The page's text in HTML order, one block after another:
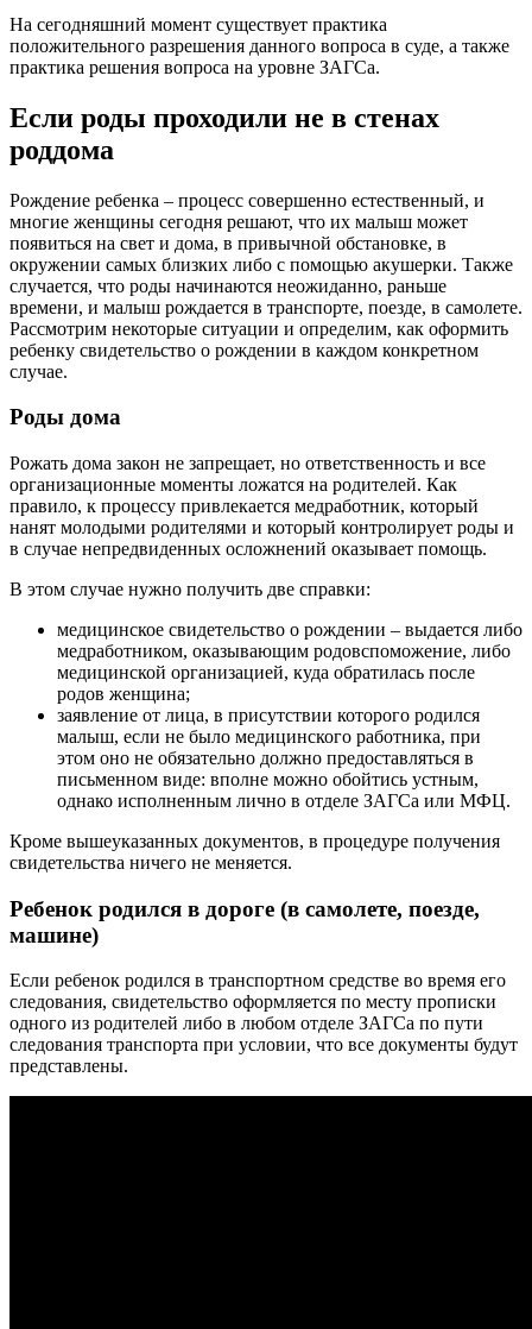
На сегодняшний момент существует практика
положительного разрешения данного вопроса в суде, а также
практика решения вопроса на уровне ЗАГСа.
Если роды проходили не в стенах
роддома
Рождение ребенка – процесс совершенно естественный, и
многие женщины сегодня решают, что их малыш может
появиться на свет и дома, в привычной обстановке, в
окружении самых близких либо с помощью акушерки. Также
случается, что роды начинаются неожиданно, раньше
времени, и малыш рождается в транспорте, поезде, в самолете.
Рассмотрим некоторые ситуации и определим, как оформить
ребенку свидетельство о рождении в каждом конкретном
случае.
Роды дома
Рожать дома закон не запрещает, но ответственность и все
организационные моменты ложатся на родителей. Как
правило, к процессу привлекается медработник, который
нанят молодыми родителями и который контролирует роды и
в случае непредвиденных осложнений оказывает помощь.
В этом случае нужно получить две справки:
медицинское свидетельство о рождении – выдается либо
медработником, оказывающим родовспоможение, либо
медицинской организацией, куда обратилась после
родов женщина;
заявление от лица, в присутствии которого родился
малыш, если не было медицинского работника, при
этом оно не обязательно должно предоставляться в
письменном виде: вполне можно обойтись устным,
однако исполненным лично в отделе ЗАГСа или МФЦ.
Кроме вышеуказанных документов, в процедуре получения
свидетельства ничего не меняется.
Ребенок родился в дороге (в самолете, поезде,
машине)
Если ребенок родился в транспортном средстве во время его
следования, свидетельство оформляется по месту прописки
одного из родителей либо в любом отделе ЗАГСа по пути
следования транспорта при условии, что все документы будут
представлены.